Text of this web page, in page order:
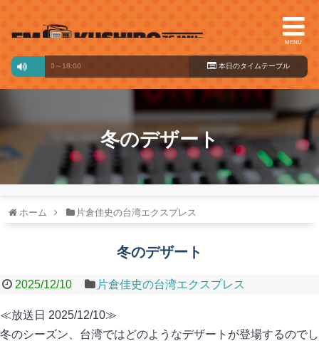
MENU
17:00～18:00 本日のタイ ムテーブル
冬のデザート
ホーム 片倉佳史の台湾エクスプレス
冬のデザート
2025/12/10 片倉佳史の台湾エクスプレス
≪放送日 2025/12/10≫
冬のシーズン、台湾ではどのようなデザートが登場するのでし